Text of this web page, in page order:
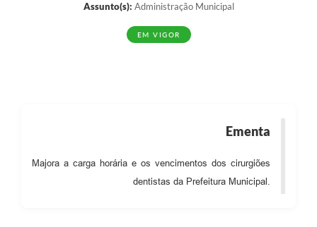
Audiências Públicas
Assunto(s): Administração Municipal
EM VIGOR
Ementa
Majora a carga horária e os vencimentos dos cirurgiões
dentistas da Prefeitura Municipal.